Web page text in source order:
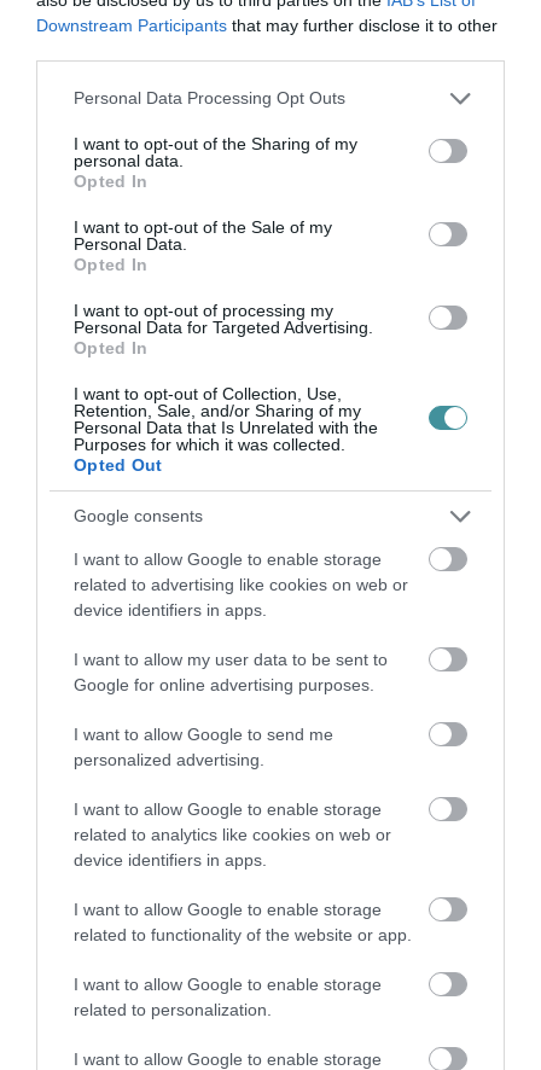
Downstream Participants that may further disclose it to other
Please note that this website/app uses one or more Google
not limited to your visit or usage behaviour. You may click to
grant or deny consent to Google and its third-party tags to
use your data for below specified purposes in below Google
consent section.
Personal Data Processing Opt Outs
I want to opt-out of the Sharing of my
personal data.
Opted In
I want to opt-out of the Sale of my
Personal Data.
Opted In
I want to opt-out of processing my
Personal Data for Targeted Advertising.
Opted In
I want to opt-out of Collection, Use,
Retention, Sale, and/or Sharing of my
Personal Data that Is Unrelated with the
Purposes for which it was collected.
Opted Out
Google consents
I want to allow Google to enable storage
related to advertising like cookies on web or
device identifiers in apps.
I want to allow my user data to be sent to
Google for online advertising purposes.
I want to allow Google to send me
personalized advertising.
I want to allow Google to enable storage
related to analytics like cookies on web or
device identifiers in apps.
I want to allow Google to enable storage
related to functionality of the website or app.
I want to allow Google to enable storage
related to personalization.
I want to allow Google to enable storage
Legfrissebb híreink
MENTŐK IS A HELYSZÍNRE ÉRKE...
HÍREK A GARÁZSBÓL: CHERY TIGGO 9
PHEV LUXURY – A KÍNAI PR...
LAKÓÉPÜLETEK LÁNGOLTAK SZERDÁN
EGY EGRI CSALÁD TÖRTÉNE...
2026. augusztus 06
ÚJ HŰTŐRENDSZER A MARKHOT FERENC
KÓRHÁZBAN: TÖBB MINT 70 ...
2026. augusztus 06|Eger ügye